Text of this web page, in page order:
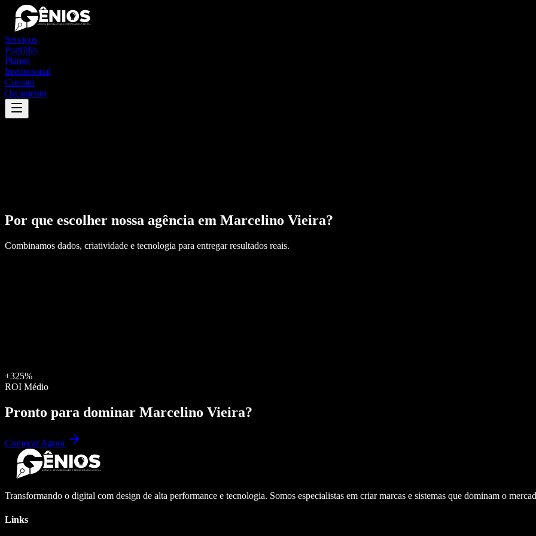
Serviços
Portfólio
Planos
Institucional
Contato
Orçamento
Por que escolher nossa agência em Marcelino Vieira?
Combinamos dados, criatividade e tecnologia para entregar resultados reais.
+325%
ROI Médio
Pronto para dominar Marcelino Vieira?
Começar Agora
Transformando o digital com design de alta performance e tecnologia. Somos especialistas em criar marcas e sistemas que dominam o
Links